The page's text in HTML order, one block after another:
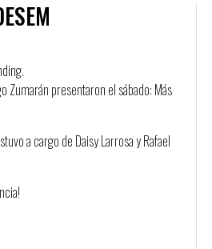
Zumarán presentaron el sábado: Más
a cargo de Daisy Larrosa y Rafael